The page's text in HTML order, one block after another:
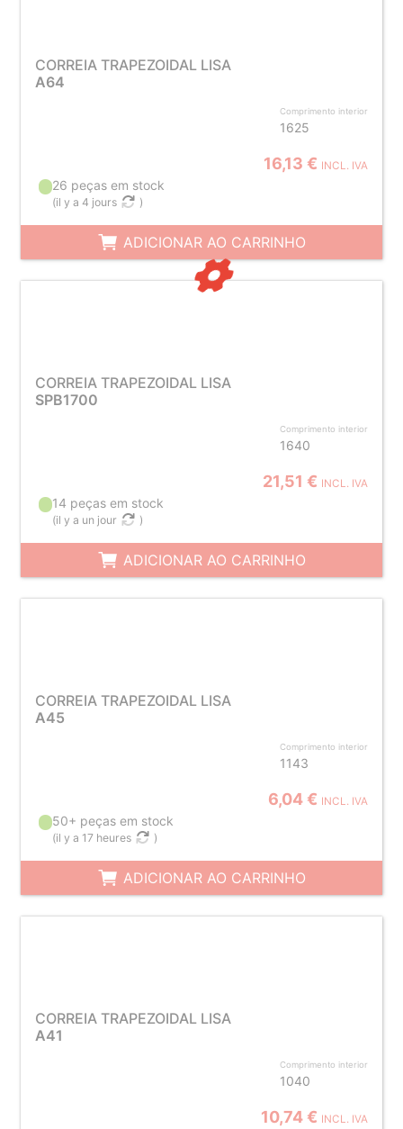
CORREIA TRAPEZOIDAL LISA
A64
Comprimento interior
1625
16,13 € INCL. IVA
26 peças em stock
(il y a 4 jours )
ADICIONAR AO CARRINHO
CORREIA TRAPEZOIDAL LISA
SPB1700
Comprimento interior
1640
21,51 € INCL. IVA
14 peças em stock
(il y a un jour )
ADICIONAR AO CARRINHO
CORREIA TRAPEZOIDAL LISA
A45
Comprimento interior
1143
6,04 € INCL. IVA
50+ peças em stock
(il y a 17 heures )
ADICIONAR AO CARRINHO
CORREIA TRAPEZOIDAL LISA
A41
Comprimento interior
1040
10,74 € INCL. IVA